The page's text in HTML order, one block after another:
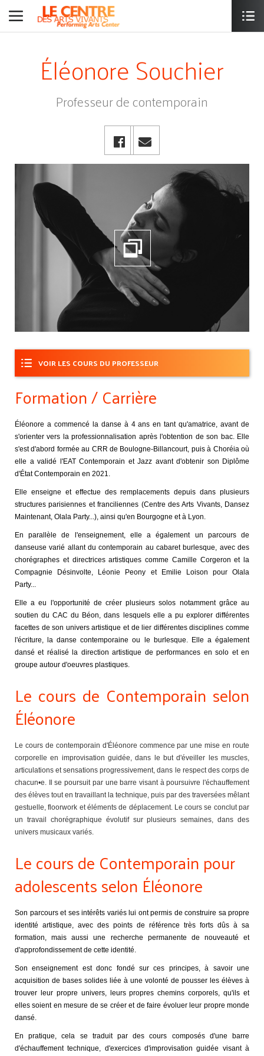
Éléonore Souchier
Professeur de contemporain
VOIR LES COURS DU PROFESSEUR
Formation / Carrière
Éléonore a commencé la danse à 4 ans en tant qu'amatrice, avant de
s'orienter vers la professionnalisation après l'obtention de son bac. Elle
s'est d'abord formée au CRR de Boulogne-Billancourt, puis à Choréia où
elle a validé l'EAT Contemporain et Jazz avant d'obtenir son Diplôme
d'État Contemporain en 2021.
Elle enseigne et effectue des remplacements depuis dans plusieurs
structures parisiennes et franciliennes (Centre des Arts Vivants, Dansez
Maintenant, Olala Party...), ainsi qu'en Bourgogne et à Lyon.
En parallèle de l'enseignement, elle a également un parcours de
danseuse varié allant du contemporain au cabaret burlesque, avec des
chorégraphes et directrices artistiques comme Camille Corgeron et la
Compagnie Désinvolte, Léonie Peony et Emilie Loison pour Olala
Party...
Elle a eu l'opportunité de créer plusieurs solos notamment grâce au
soutien du CAC du Béon, dans lesquels elle a pu explorer différentes
facettes de son univers artistique et de lier différentes disciplines comme
l'écriture, la danse contemporaine ou le burlesque. Elle a également
dansé et réalisé la direction artistique de performances en solo et en
groupe autour d'oeuvres plastiques.
Le cours de Contemporain selon
Éléonore
Le cours de contemporain d'Éléonore commence par une mise en route
corporelle en improvisation guidée, dans le but d'éveiller les muscles,
articulations et sensations progressivement, dans le respect des corps de
chacun•e. Il se poursuit par une barre visant à poursuivre l'échauffement
des élèves tout en travaillant la technique, puis par des traversées mêlant
gestuelle, floorwork et éléments de déplacement. Le cours se conclut par
un travail chorégraphique évolutif sur plusieurs semaines, dans des
univers musicaux variés.
Le cours de Contemporain pour
adolescents selon Éléonore
Son parcours et ses intérêts variés lui ont permis de construire sa propre
identité artistique, avec des points de référence très forts dûs à sa
formation, mais aussi une recherche permanente de nouveauté et
d'approfondissement de cette identité.
Son enseignement est donc fondé sur ces principes, à savoir une
acquisition de bases solides liée à une volonté de pousser les élèves à
trouver leur propre univers, leurs propres chemins corporels, qu'ils et
elles soient en mesure de se créer et de faire évoluer leur propre monde
dansé.
En pratique, cela se traduit par des cours composés d'une barre
d'échauffement technique, d'exercices d'improvisation guidée visant à